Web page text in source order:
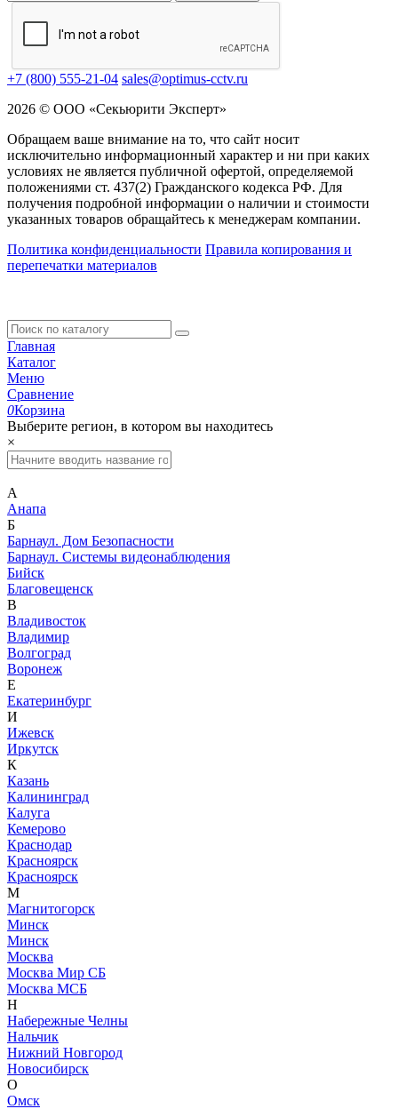
+7 (800) 555-21-04 sales@optimus-cctv.ru
2026 © ООО «Секьюрити Эксперт»
Обращаем ваше внимание на то, что сайт носит
исключительно информационный характер и ни при каких
условиях не является публичной офертой, определяемой
положениями ст. 437(2) Гражданского кодекса РФ. Для
получения подробной информации о наличии и стоимости
указанных товаров обращайтесь к менеджерам компании.
Политика конфиденциальности Правила копирования и
перепечатки материалов
Главная
Каталог
Меню
Сравнение
0Корзина
Выберите регион, в котором вы находитесь
×
А
Анапа
Б
Барнаул. Дом Безопасности
Барнаул. Системы видеонаблюдения
Бийск
Благовещенск
В
Владивосток
Владимир
Волгоград
Воронеж
Е
Екатеринбург
И
Ижевск
Иркутск
К
Казань
Калининград
Калуга
Кемерово
Краснодар
Красноярск
Красноярск
М
Магнитогорск
Минск
Минск
Москва
Москва Мир СБ
Москва МСБ
Н
Набережные Челны
Нальчик
Нижний Новгород
Новосибирск
О
Омск